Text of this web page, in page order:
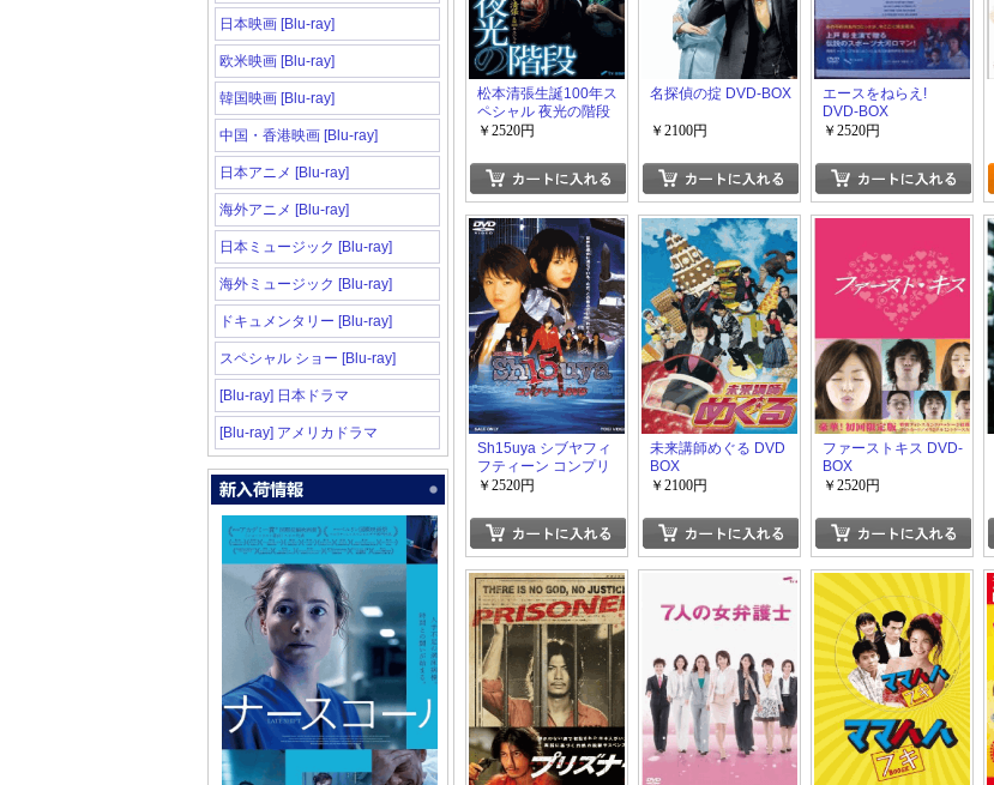
日本映画 [Blu-ray]
欧米映画 [Blu-ray]
韓国映画 [Blu-ray]
中国・香港映画 [Blu-ray]
日本アニメ [Blu-ray]
海外アニメ [Blu-ray]
日本ミュージック [Blu-ray]
海外ミュージック [Blu-ray]
ドキュメンタリー [Blu-ray]
スペシャル ショー [Blu-ray]
[Blu-ray] 日本ドラマ
[Blu-ray] アメリカドラマ
松本清張生誕100年ス
ペシャル 夜光の階段
DVD-BOX
￥2520円
名探偵の掟 DVD-BOX
￥2100円
エースをねらえ!
DVD-BOX
￥2520円
Sh15uya シブヤフィ
フティーン コンプリ
ートDVD
￥2520円
未来講師めぐる DVD
BOX
￥2100円
ファーストキス DVD-
BOX
￥2520円